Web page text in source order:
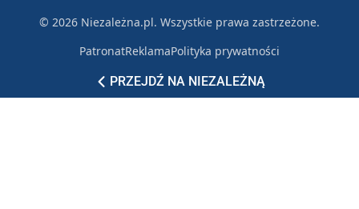
PRZEJDŹ NA NIEZALEŻNĄ
© 2026 Niezależna.pl. Wszystkie prawa zastrzeżone.
PatronatReklamaPolityka prywatności